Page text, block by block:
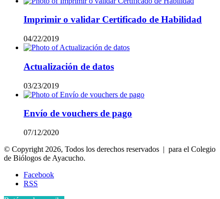
Imprimir o validar Certificado de Habilidad
04/22/2019
Actualización de datos
03/23/2019
Envío de vouchers de pago
07/12/2020
© Copyright 2026, Todos los derechos reservados | para el Colegio
de Biólogos de Ayacucho.
Facebook
RSS